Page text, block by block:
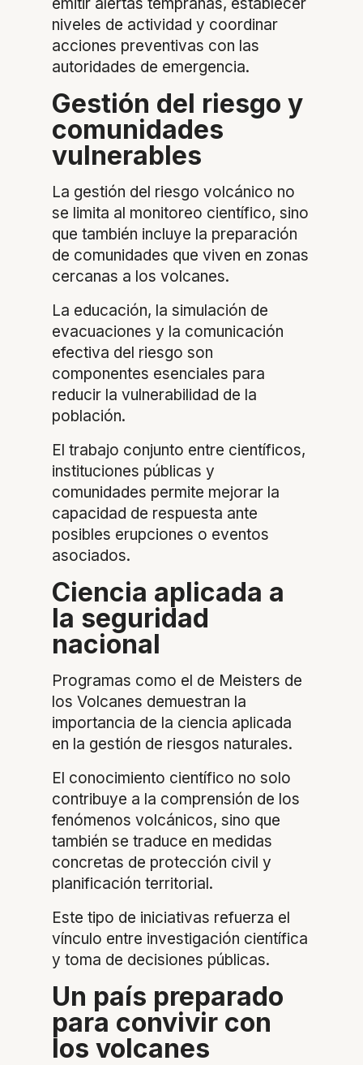
niveles de actividad y coordinar
acciones preventivas con las
autoridades de emergencia.
Gestión del riesgo y
comunidades
vulnerables
La gestión del riesgo volcánico no
se limita al monitoreo científico, sino
que también incluye la preparación
de comunidades que viven en zonas
cercanas a los volcanes.
La educación, la simulación de
evacuaciones y la comunicación
efectiva del riesgo son
componentes esenciales para
reducir la vulnerabilidad de la
población.
El trabajo conjunto entre científicos,
instituciones públicas y
comunidades permite mejorar la
capacidad de respuesta ante
posibles erupciones o eventos
asociados.
Ciencia aplicada a
la seguridad
nacional
Programas como el de Meisters de
los Volcanes demuestran la
importancia de la ciencia aplicada
en la gestión de riesgos naturales.
El conocimiento científico no solo
contribuye a la comprensión de los
fenómenos volcánicos, sino que
también se traduce en medidas
concretas de protección civil y
planificación territorial.
Este tipo de iniciativas refuerza el
vínculo entre investigación científica
y toma de decisiones públicas.
Un país preparado
para convivir con
los volcanes